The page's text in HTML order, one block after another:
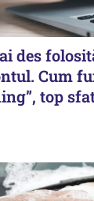
des
Cum
top